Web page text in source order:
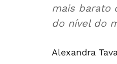
mais barato
do nível do
Alexandra